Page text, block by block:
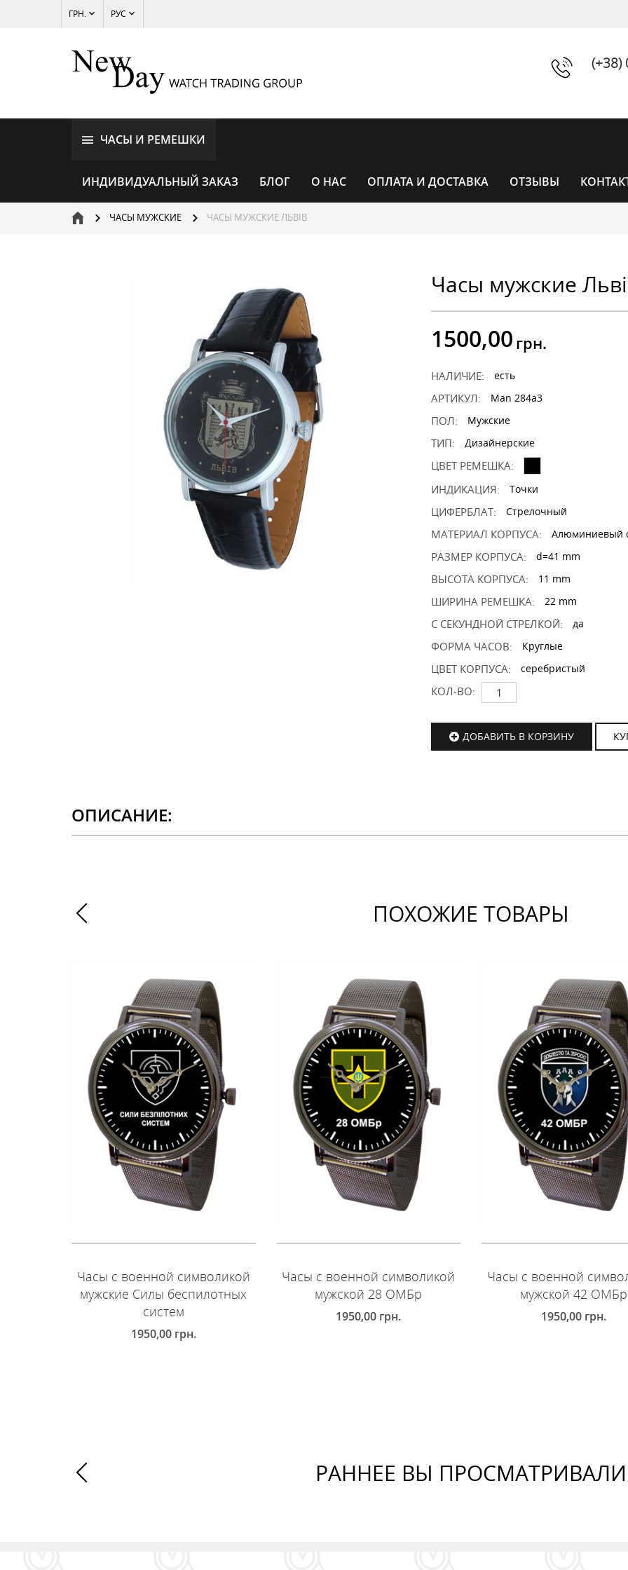
ГРН. РУС
(+38)
ЧАСЫ И РЕМЕШКИ
ИНДИВИДУАЛЬНЫЙ ЗАКАЗ БЛОГ О НАС ОПЛАТА И ДОСТАВКА ОТЗЫВЫ
ЧАСЫ ЖЕНСКИЕ
ЧАСЫ
ЧАСЫ
УНИСЕКС
ЧАСЫ МУЖСКИЕ ЧАСЫ МУЖСКИЕ ЛЬВІВ
Часы мужские
1500,00 грн.
НАЛИЧИЕ: есть
АРТИКУЛ: Man 284a3
ПОЛ: Мужские
ТИП: Дизайнерские
ЦВЕТ РЕМЕШКА:
ИНДИКАЦИЯ:
Точки
ЦИФЕРБЛАТ: Стрелочный
МАТЕРИАЛ КОРПУСА: Алюминиевый
РАЗМЕР КОРПУСА: d=41 mm
ВЫСОТА КОРПУСА: 11 mm
ШИРИНА РЕМЕШКА: 22 mm
С СЕКУНДНОЙ СТРЕЛКОЙ: да
ФОРМА ЧАСОВ: Круглые
ЦВЕТ КОРПУСА: серебристый
КОЛ-ВО:
ДОБАВИТЬ В КОРЗИНУ
ОПИСАНИЕ:
ПОХОЖИЕ ТОВАРЫ
Часы с военной символикой
мужские Силы беспилотных
систем
1950,00 грн.
Часы с военной символикой
мужской 28 ОМБр
1950,00 грн.
Часы с военной
мужской 42 ОМБр
1950,00 грн.
РАННЕЕ ВЫ ПРОСМАТРИВАЛИ